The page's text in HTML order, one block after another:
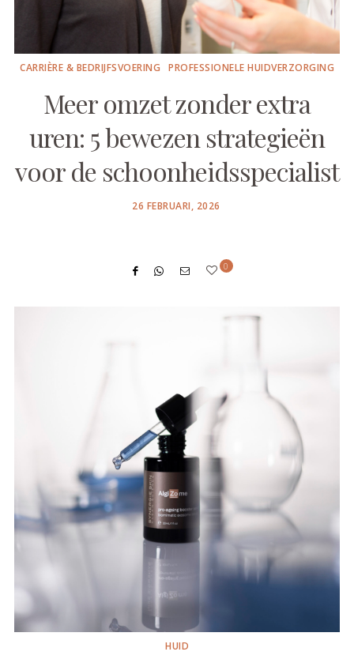
CARRIÈRE & BEDRIJFSVOERING PROFESSIONELE HUIDVERZORGING
Meer omzet zonder extra
uren: 5 bewezen strategieën
voor de schoonheidsspecialist
POSTED
26 FEBRUARI, 2026
0
HUID